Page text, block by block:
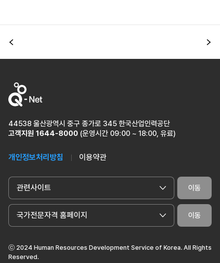
이전
44538 울산광역시 중구 종가로 345 한국산업인력공단
고객지원 1644-8000 (운영시간 09:00 ~ 18:00, 유료)
개인정보처리방침 이용약관
관련사이트 이동
국가전문자격 홈페이지 이동
ⓒ 2024 Human Resources Development Service of Korea. All Rights
Reserved.